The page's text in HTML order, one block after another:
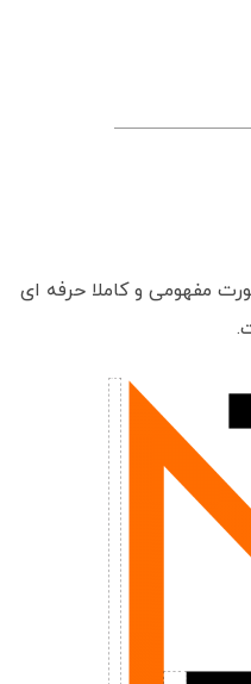
مفهومی و کاملا حرفه ای